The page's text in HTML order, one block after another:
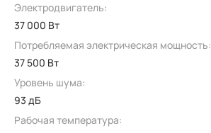
Электродвигатель:
37 000 Вт
Потребляемая электрическая мощность:
37 500 Вт
Уровень шума:
93 дБ
Рабочая температура: